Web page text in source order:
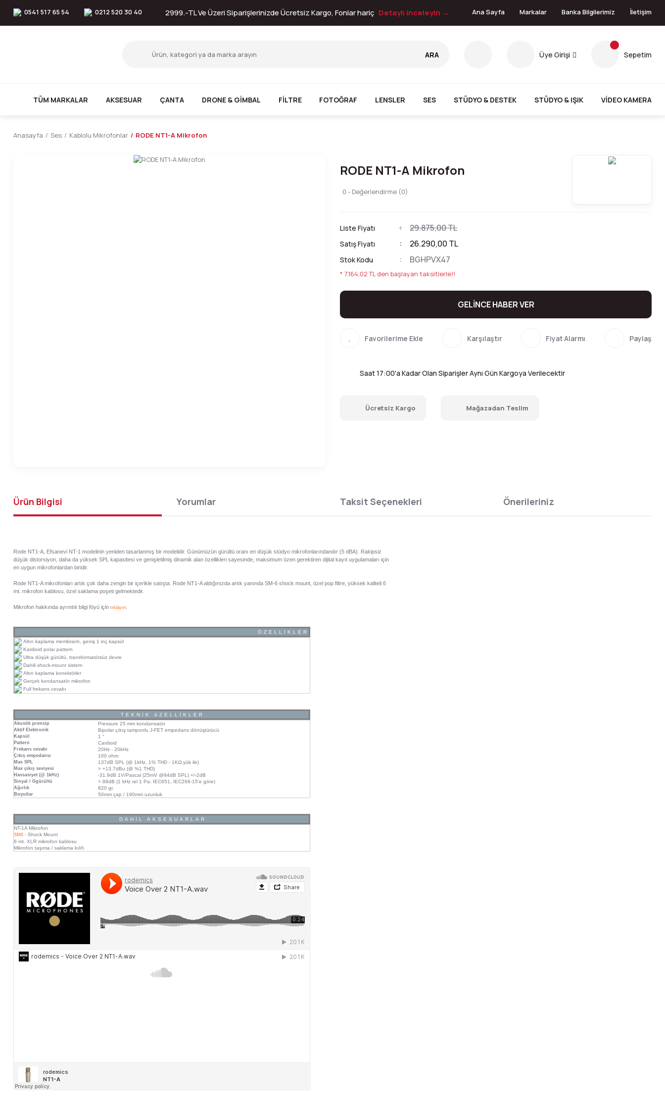
0541 517 65 54 0212 520 30 40 2999.-TL Ve Üzeri Siparişlerinizde Ücretsiz Kargo, Fonlar hariç Detaylı inceleyin → Ana Sayfa Markalar Banka Bilgilerimiz İletişim
ARA Üye Girişi Sepetim
TÜM MARKALAR AKSESUAR ÇANTA DRONE & GİMBAL FİLTRE FOTOĞRAF LENSLER SES STÜDYO & DESTEK STÜDYO & IŞIK VİDEO KAMERA
Anasayfa Ses Kablolu Mikrofonlar RODE NT1-A Mikrofon
RODE NT1-A Mikrofon
0 - Değerlendirme (0)
Liste Fiyatı 29.875,00 TL
Satış Fiyatı 26.290,00 TL
Stok Kodu BGHPVX47
* 7.164,02 TL den başlayan taksitlerle!!
GELİNCE HABER VER
Karşılaştır Fiyat Alarmı Paylaş
Saat 17:00'a Kadar Olan Siparişler Aynı Gün Kargoya Verilecektir
Ücretsiz Kargo Mağazadan Teslim
Ürün Bilgisi Yorumlar Taksit Seçenekleri Önerileriniz
Rode NT1-A, Efsanevi NT-1 modelinin yeniden tasarlanmış bir modelidir. Günümüzün gürültü oranı en düşük stüdyo mikrofonlarındandır (5 dBA). Rakipsiz
düşük distorsiyon, daha da yüksek SPL kapasitesi ve genişletilmiş dinamik alan özellikleri sayesinde, maksimum özen gerektiren dijital kayıt uygulamaları için
en uygun mikrofonlardan biridir.
Rode NT1-A mikrofonları artık çok daha zengin bir içerikle satışta. Rode NT1-A aldığınızda artık yanında SM-6 shock mount, özel pop filtre, yüksek kaliteli 6
mt. mikrofon kablosu, özel saklama poşeti gelmektedir.
Mikrofon hakkında ayrıntılı bilgi föyü için tıklayın
ÖZELLİKLER
Altın kaplama membranlı, geniş 1 inç kapsül
Kardioid polar pattern
Ultra düşük gürültü, transformatörsüz devre
Dahili shock-mount sistem
Altın kaplama konektörler
Gerçek kondansatör mikrofon
Full frekans cevabı
TEKNİK öZELLİKLER
Akustik prensip Pressure 25 mm kondansatör
Aktif Elektronik Bipolar çıkış tamponlu J-FET empedans dönüştürücü
Kapsül 1 "
Pattern Cardioid
Frekans cevabı 20Hz - 20kHz
Çıkış empedansı 100 ohm
Max SPL 137dB SPL (@ 1kHz, 1% THD - 1KΩ yük ile)
Max çıkış seviyesi > +13.7dBu (@ %1 THD)
Hassasiyet (@ 1kHz) -31.9dB 1V/Pascal (25mV @94dB SPL) +/-2dB
Sinyal / Ggürültü > 88dB (1 kHz rel 1 Pa; IEC651, IEC268-15'e göre)
Ağırlık 820 gr.
Boyutlar 50mm çap / 190mm uzunluk
DAHİL AKSESUARLAR
NT-1A Mikrofon
SM6 - Shock Mount
6 mt. XLR mikrofon kablosu
Mikrofon taşıma / saklama kılıfı